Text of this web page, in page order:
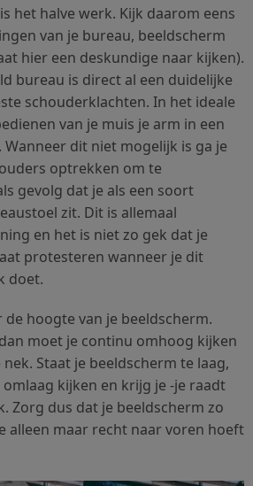
het halve werk. Kijk daarom eens
van je bureau, beeldscherm
hier een deskundige naar kijken).
bureau is direct al een duidelijke
schouderklachten. In het ideale
van je muis je arm in een
Wanneer dit niet mogelijk is ga je
optrekken om te
gevolg dat je als een soort
zit. Dit is allemaal
en het is niet zo gek dat je
protesteren wanneer je dit
doet.
hoogte van je beeldscherm.
moet je continu omhoog kijken
Staat je beeldscherm te laag,
kijken en krijg je -je raadt
Zorg dus dat je beeldscherm zo
alleen maar recht naar voren hoeft